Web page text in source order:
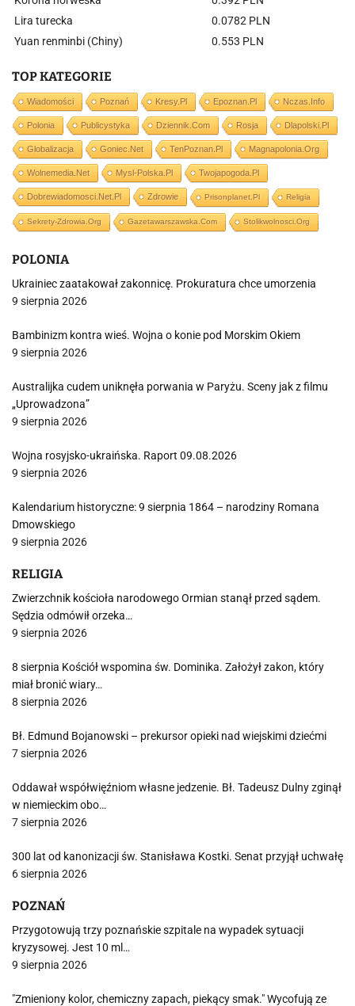
Lira turecka
0.0782 PLN
Yuan renminbi (Chiny)
0.553 PLN
TOP KATEGORIE
Wiadomości Poznań Kresy.pl Epoznan.pl Nczas.info
Polonia Publicystyka Dziennik.com Rosja Dlapolski.pl
Globalizacja Goniec.net TenPoznan.pl Magnapolonia.org
Wolnemedia.net Mysl-Polska.pl Twojapogoda.pl
Dobrewiadomosci.net.pl Zdrowie Prisonplanet.pl Religia
Sekrety-Zdrowia.org Gazetawarszawska.com Stolikwolnosci.org
POLONIA
Ukrainiec zaatakował zakonnicę. Prokuratura chce umorzenia
9 sierpnia 2026
Bambinizm kontra wieś. Wojna o konie pod Morskim Okiem
9 sierpnia 2026
Australijka cudem uniknęła porwania w Paryżu. Sceny jak z filmu
„Uprowadzona”
9 sierpnia 2026
Wojna rosyjsko-ukraińska. Raport 09.08.2026
9 sierpnia 2026
Kalendarium historyczne: 9 sierpnia 1864 – narodziny Romana
Dmowskiego
9 sierpnia 2026
RELIGIA
Zwierzchnik kościoła narodowego Ormian stanął przed sądem.
Sędzia odmówił orzeka…
9 sierpnia 2026
8 sierpnia Kościół wspomina św. Dominika. Założył zakon, który
miał bronić wiary…
8 sierpnia 2026
Bł. Edmund Bojanowski – prekursor opieki nad wiejskimi dziećmi
7 sierpnia 2026
Oddawał współwięźniom własne jedzenie. Bł. Tadeusz Dulny zginął
w niemieckim obo…
7 sierpnia 2026
300 lat od kanonizacji św. Stanisława Kostki. Senat przyjął uchwałę
6 sierpnia 2026
POZNAŃ
Przygotowują trzy poznańskie szpitale na wypadek sytuacji
kryzysowej. Jest 10 ml…
9 sierpnia 2026
"Zmieniony kolor, chemiczny zapach, piekący smak." Wycofują ze